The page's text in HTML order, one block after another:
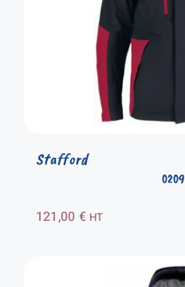
Stafford
121,00 € HT